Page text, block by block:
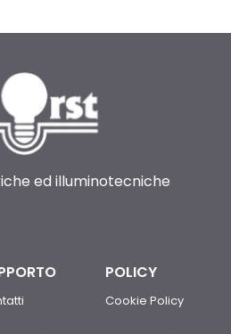
ed illuminotecniche
POLICY
Cookie Policy